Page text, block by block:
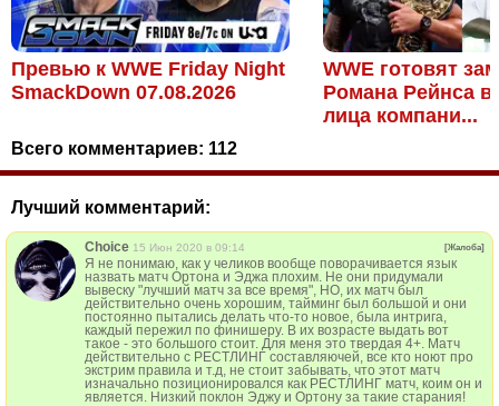
Превью к WWE Friday Night
SmackDown 07.08.2026
WWE готовят
Романа Рейнса в
лица компани...
Всего комментариев: 112
Лучший комментарий:
Choice 15 Июн 2020 в 09:14 [Жалоба]
Я не понимаю, как у челиков вообще поворачивается язык
назвать матч Ортона и Эджа плохим. Не они придумали
вывеску "лучший матч за все время", НО, их матч был
действительно очень хорошим, тайминг был большой и они
постоянно пытались делать что-то новое, была интрига,
каждый пережил по финишеру. В их возрасте выдать вот
такое - это большого стоит. Для меня это твердая 4+. Матч
действительно с РЕСТЛИНГ составляючей, все кто ноют про
экстрим правила и т.д, не стоит забывать, что этот матч
изначально позиционировался как РЕСТЛИНГ матч, коим он и
является. Низкий поклон Эджу и Ортону за такие старания!